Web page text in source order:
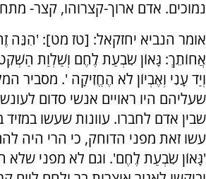
נמוכים. אדם ארוך-קצרוהו, קצר-
אומר הנביא יחזקאל: [טז מט]: 'הִנֵּה
אֲחוֹתֵךְ: גָּאוֹן שִׂבְעַת לֶחֶם וְשַׁלְוַת
וְיַד עָנִי וְאֶבְיוֹן לֹא הֶחֱזִיקָה '. מסביר
שעליהם היו ראויים אנשי סדום
שבין אדם לחברו. עוונות שעשו
עשו זאת מפני הדוחק, כי הרי היה
'גָּאוֹן שִׂבְעַת לֶחֶם'. וגם לא מפני שלא